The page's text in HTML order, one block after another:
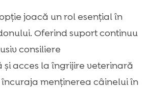
joacă un rol esențial în
Oferind suport continuu
consiliere
acces la îngrijire veterinară
menținerea câinelui în